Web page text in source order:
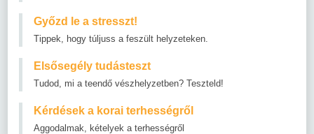
Győzd le a stresszt!
Tippek, hogy túljuss a feszült helyzeteken.
Elsősegély tudásteszt
Tudod, mi a teendő vészhelyzetben? Teszteld!
Kérdések a korai terhességről
Aggodalmak, kételyek a terhességről